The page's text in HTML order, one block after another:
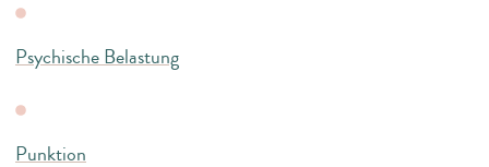
Psychische Belastung
Punktion